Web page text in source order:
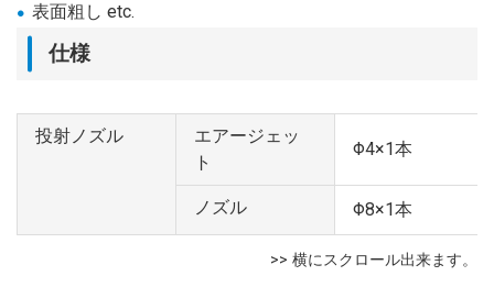
表面粗し etc.
仕様
投射ノズル
エアージェッ
ト
Φ4×1本
ノズル Φ8×1本